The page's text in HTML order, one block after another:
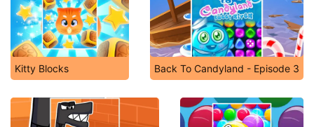
Kitty Blocks Back To Candyland - Episode 3